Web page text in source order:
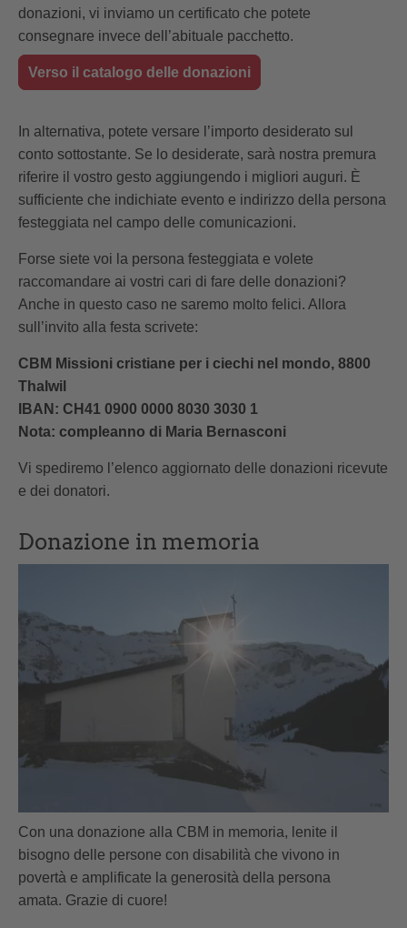
donazioni, vi inviamo un certificato che potete
consegnare invece dell’abituale pacchetto.
Verso il catalogo delle donazioni
In alternativa, potete versare l’importo desiderato sul
conto sottostante. Se lo desiderate, sarà nostra premura
riferire il vostro gesto aggiungendo i migliori auguri. È
sufficiente che indichiate evento e indirizzo della persona
festeggiata nel campo delle comunicazioni.
Forse siete voi la persona festeggiata e volete
raccomandare ai vostri cari di fare delle donazioni?
Anche in questo caso ne saremo molto felici. Allora
sull’invito alla festa scrivete:
CBM Missioni cristiane per i ciechi nel mondo, 8800
Thalwil
IBAN: CH41 0900 0000 8030 3030 1
Nota: compleanno di Maria Bernasconi
Vi spediremo l’elenco aggiornato delle donazioni ricevute
e dei donatori.
Donazione in memoria
Con una donazione alla CBM in memoria, lenite il
bisogno delle persone con disabilità che vivono in
povertà e amplificate la generosità della persona
amata. Grazie di cuore!